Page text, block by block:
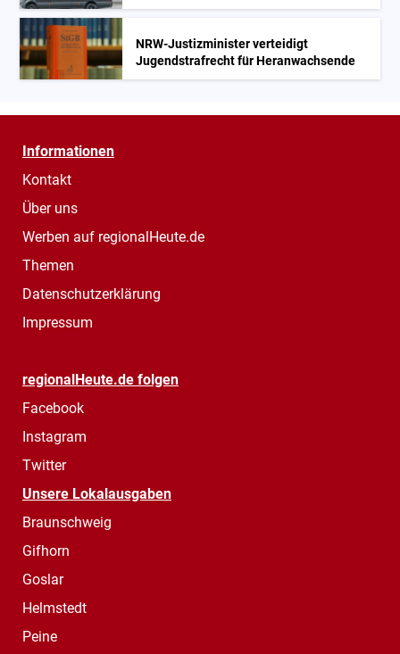
NRW-Justizminister verteidigt
Jugendstrafrecht für Heranwachsende
Informationen
Kontakt
Über uns
Werben auf regionalHeute.de
Themen
Datenschutzerklärung
Impressum
regionalHeute.de folgen
Facebook
Instagram
Twitter
Unsere Lokalausgaben
Braunschweig
Gifhorn
Goslar
Helmstedt
Peine